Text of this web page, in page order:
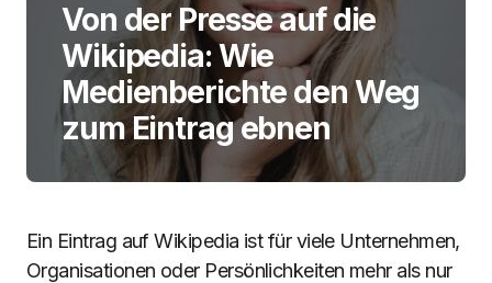
Von der Presse auf die
Wikipedia: Wie
Medienberichte den Weg
zum Eintrag ebnen
Ein Eintrag auf Wikipedia ist für viele Unternehmen,
Organisationen oder Persönlichkeiten mehr als nur